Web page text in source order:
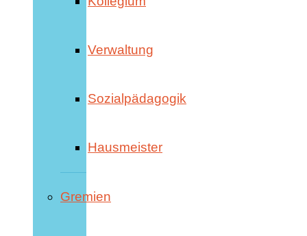
Verwaltung
Sozialpädagogik
Hausmeister
Gremien